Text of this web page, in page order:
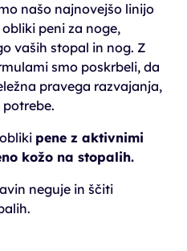
našo najnovejšo linijo
peni za noge,
vaših stopal in nog. Z
smo poskrbeli, da
pravega razvajanja,
potrebe.
pene z aktivnimi
kožo na stopalih.
neguje in ščiti